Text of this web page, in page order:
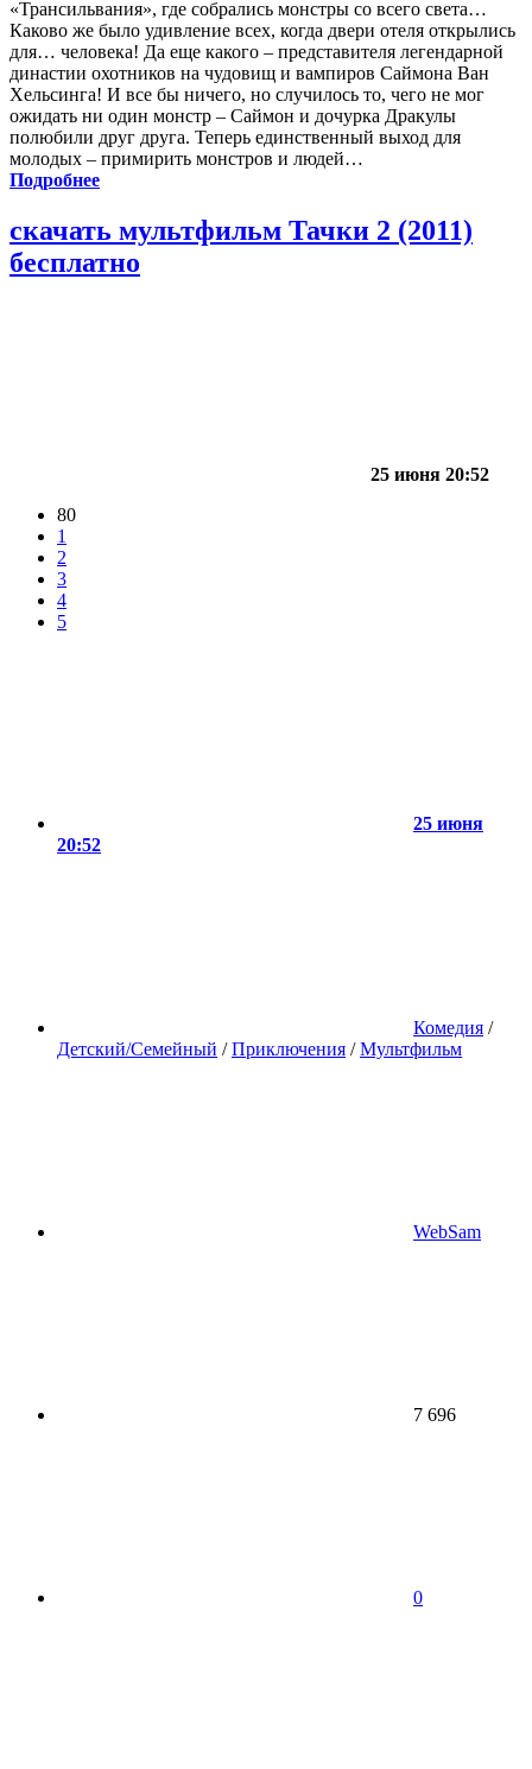
«Трансильвания», где собрались монстры со всего света…
Каково же было удивление всех, когда двери отеля открылись
для… человека! Да еще какого – представителя легендарной
династии охотников на чудовищ и вампиров Саймона Ван
Хельсинга! И все бы ничего, но случилось то, чего не мог
ожидать ни один монстр – Саймон и дочурка Дракулы
полюбили друг друга. Теперь единственный выход для
молодых – примирить монстров и людей…
Подробнее
скачать мультфильм Тачки 2 (2011)
бесплатно
25 июня 20:52
80
1
2
3
4
5
25 июня
20:52
Комедия /
Детский/Семейный /Приключения /Мультфильм
WebSam
7 696
0